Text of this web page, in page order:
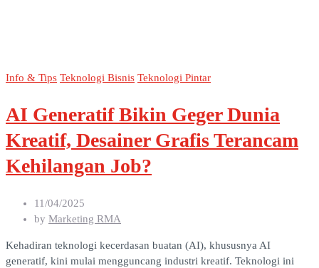
Info & Tips Teknologi Bisnis Teknologi Pintar
AI Generatif Bikin Geger Dunia
Kreatif, Desainer Grafis Terancam
Kehilangan Job?
11/04/2025
by Marketing RMA
Kehadiran teknologi kecerdasan buatan (AI), khususnya AI
generatif, kini mulai mengguncang industri kreatif. Teknologi ini